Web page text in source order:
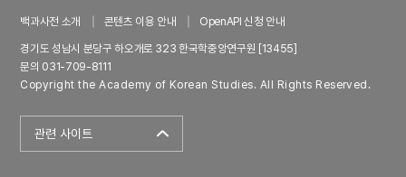
백과사전 소개 콘텐츠 이용 안내
OpenAPI 신청 안내
경기도 성남시 분당구 하오개로 323 한국학중앙연구원 [13455]
문의 031-709-8111
Copyright the Academy of Korean Studies. All Rights Reserved.
관련 사이트